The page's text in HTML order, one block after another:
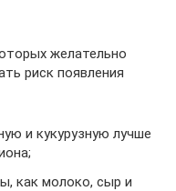
желательно
риск появления
и кукурузную лучше
как молоко, сыр и